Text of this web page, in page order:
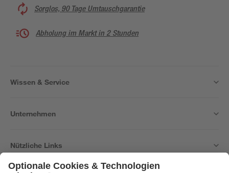
Sorglos, 90 Tage Umtauschgarantie
Abholung im Markt in 2 Stunden
Wissen & Service
Unternehmen
Nützliche Links